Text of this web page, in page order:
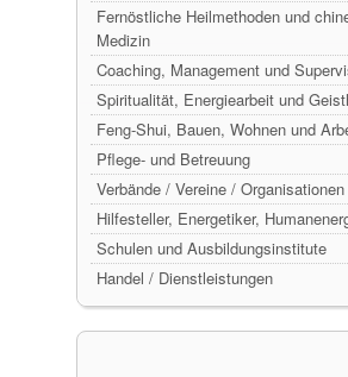
Fernöstliche Heilmethoden und
Medizin
Coaching, Management und
Spiritualität, Energiearbeit und
Feng-Shui, Bauen, Wohnen und
Pflege- und Betreuung
Verbände / Vereine / Organisationen
Hilfesteller, Energetiker,
Schulen und Ausbildungsinstitute
Handel / Dienstleistungen